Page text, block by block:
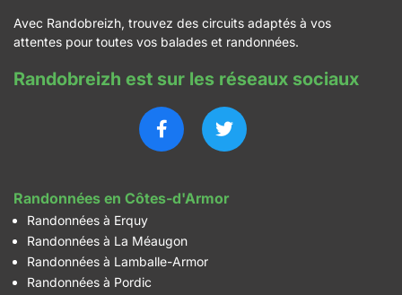
Avec Randobreizh, trouvez des circuits adaptés à vos
attentes pour toutes vos balades et randonnées.
Randobreizh est sur les réseaux sociaux
Randonnées en Côtes-d'Armor
Randonnées à Erquy
Randonnées à La Méaugon
Randonnées à Lamballe-Armor
Randonnées à Pordic